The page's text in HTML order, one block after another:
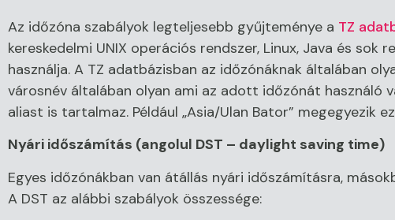
Az időzóna szabályok legteljesebb gyűjteménye a TZ
kereskedelmi UNIX operációs rendszer, Linux, Java és
használja. A TZ adatbázisban az időzónáknak általában
városnév általában olyan ami az adott időzónát használó
aliast is tartalmaz. Például „Asia/Ulan Bator” megegyezik
Nyári időszámítás (angolul DST – daylight saving time)
Egyes időzónákban van átállás nyári időszámításra,
A DST az alábbi szabályok összessége: